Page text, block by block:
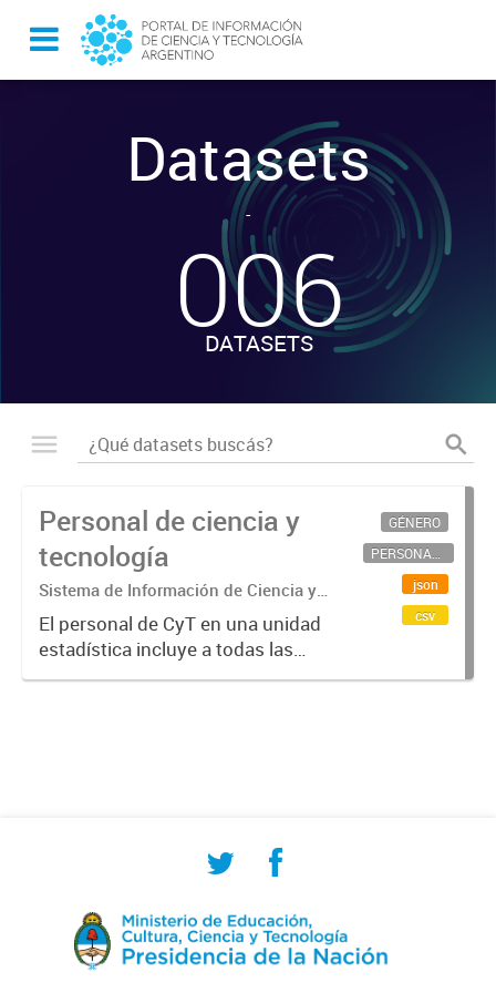
Datasets
-
006
DATASETS
Personal de ciencia y
tecnología
Sistema de Información de Ciencia y
Tecnología Argentino (SICYTAR)
El personal de CyT en una unidad
estadística incluye a todas las
personas involucradas
GÉNERO
PERSONAL CIENTÍFICO-TECNOLÓGICO
json
csv